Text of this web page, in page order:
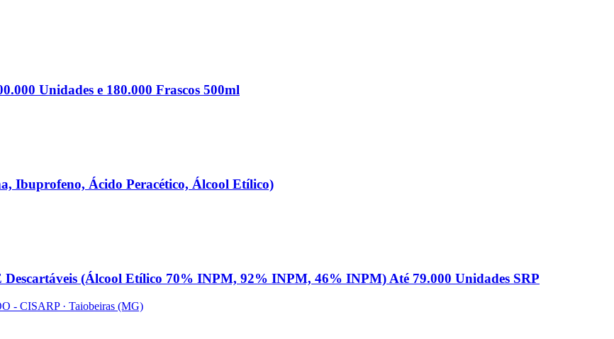
Unidades e 180.000 Frascos 500ml
Ibuprofeno, Ácido Peracético, Álcool Etílico)
Descartáveis (Álcool Etílico 70% INPM, 92% INPM, 46% INPM) Até 79.000 Unidades SRP
- CISARP· Taiobeiras (MG)